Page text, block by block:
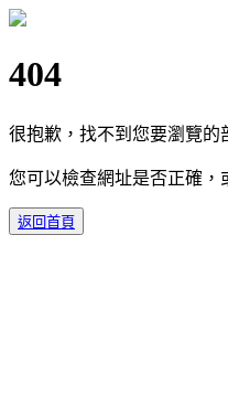
404
很抱歉，找不到您要瀏覽的
您可以檢查網址是否正確，
返回首頁